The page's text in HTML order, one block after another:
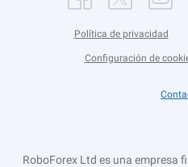
Política de privacidad
Configuración de
RoboForex Ltd es una empresa